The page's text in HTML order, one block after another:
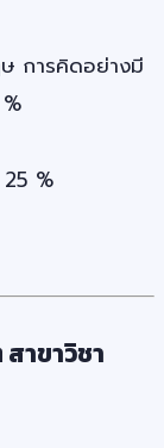
การคิดอย่างมี
%
าขาวิชา